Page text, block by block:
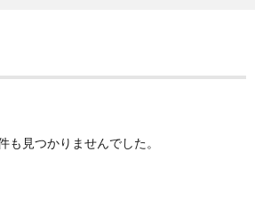
も見つかりませんでした。